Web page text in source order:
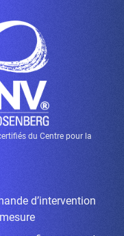
du Centre pour la
d’intervention